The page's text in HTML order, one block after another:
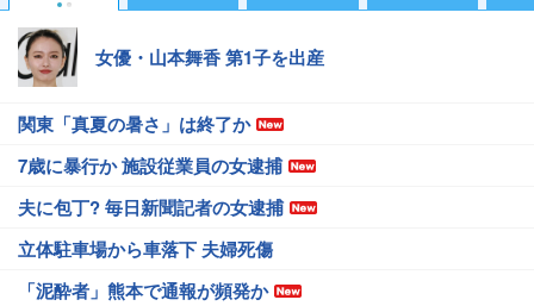
女優・山本舞香 第1子を出産
関東「真夏の暑さ」は終了か
7歳に暴行か 施設従業員の女逮捕
夫に包丁? 毎日新聞記者の女逮捕
立体駐車場から車落下 夫婦死傷
「泥酔者」熊本で通報が頻発か